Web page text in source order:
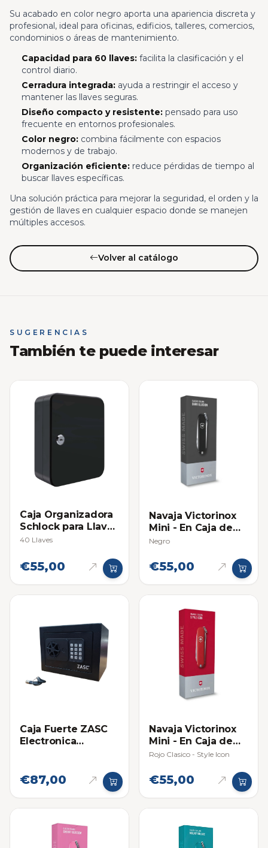
Su acabado en color negro aporta una apariencia discreta y
profesional, ideal para oficinas, edificios, talleres, comercios,
condominios o áreas de mantenimiento.
Capacidad para 60 llaves:facilita la clasificación y el
control diario.
Cerradura integrada:ayuda a restringir el acceso y
mantener las llaves seguras.
Diseño compacto y resistente:pensado para uso
frecuente en entornos profesionales.
Color negro:combina fácilmente con espacios
modernos y de trabajo.
Organización eficiente:reduce pérdidas de tiempo al
buscar llaves específicas.
Una solución práctica para mejorar la seguridad, el orden y la
gestión de llaves en cualquier espacio donde se manejen
múltiples accesos.
Volver al catálogo
SUGERENCIAS
También te puede interesar
Caja Organizadora
Schlock para Llaves
con Cerradura
40 Llaves
€55,00
Navaja Victorinox
Mini - En Caja de
Regalo
Negro
€55,00
Caja Fuerte ZASC
Electronica
€87,00
Navaja Victorinox
Mini - En Caja de
Regalo
Rojo Clasico - Style Icon
€55,00